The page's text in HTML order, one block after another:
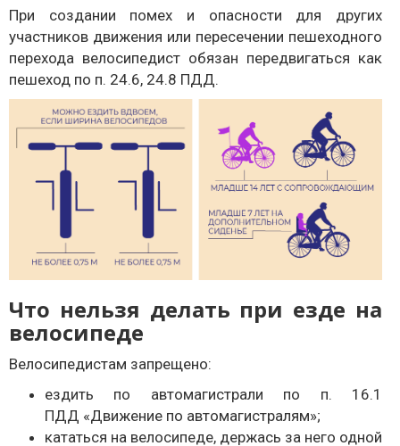
При создании помех и опасности для других
участников движения или пересечении пешеходного
перехода велосипедист обязан передвигаться как
пешеход по п. 24.6, 24.8 ПДД.
Что нельзя делать при езде на
велосипеде
Велосипедистам запрещено:
ездить по автомагистрали по п. 16.1
ПДД «Движение по автомагистралям»;
кататься на велосипеде, держась за него одной